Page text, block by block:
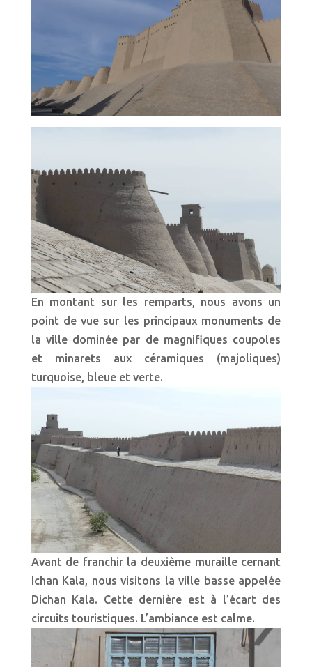
En montant sur les remparts, nous avons un
point de vue sur les principaux monuments de
la ville dominée par de magnifiques coupoles
et minarets aux céramiques (majoliques)
turquoise, bleue et verte.
Avant de franchir la deuxième muraille cernant
Ichan Kala, nous visitons la ville basse appelée
Dichan Kala. Cette dernière est à l’écart des
circuits touristiques. L’ambiance est calme.